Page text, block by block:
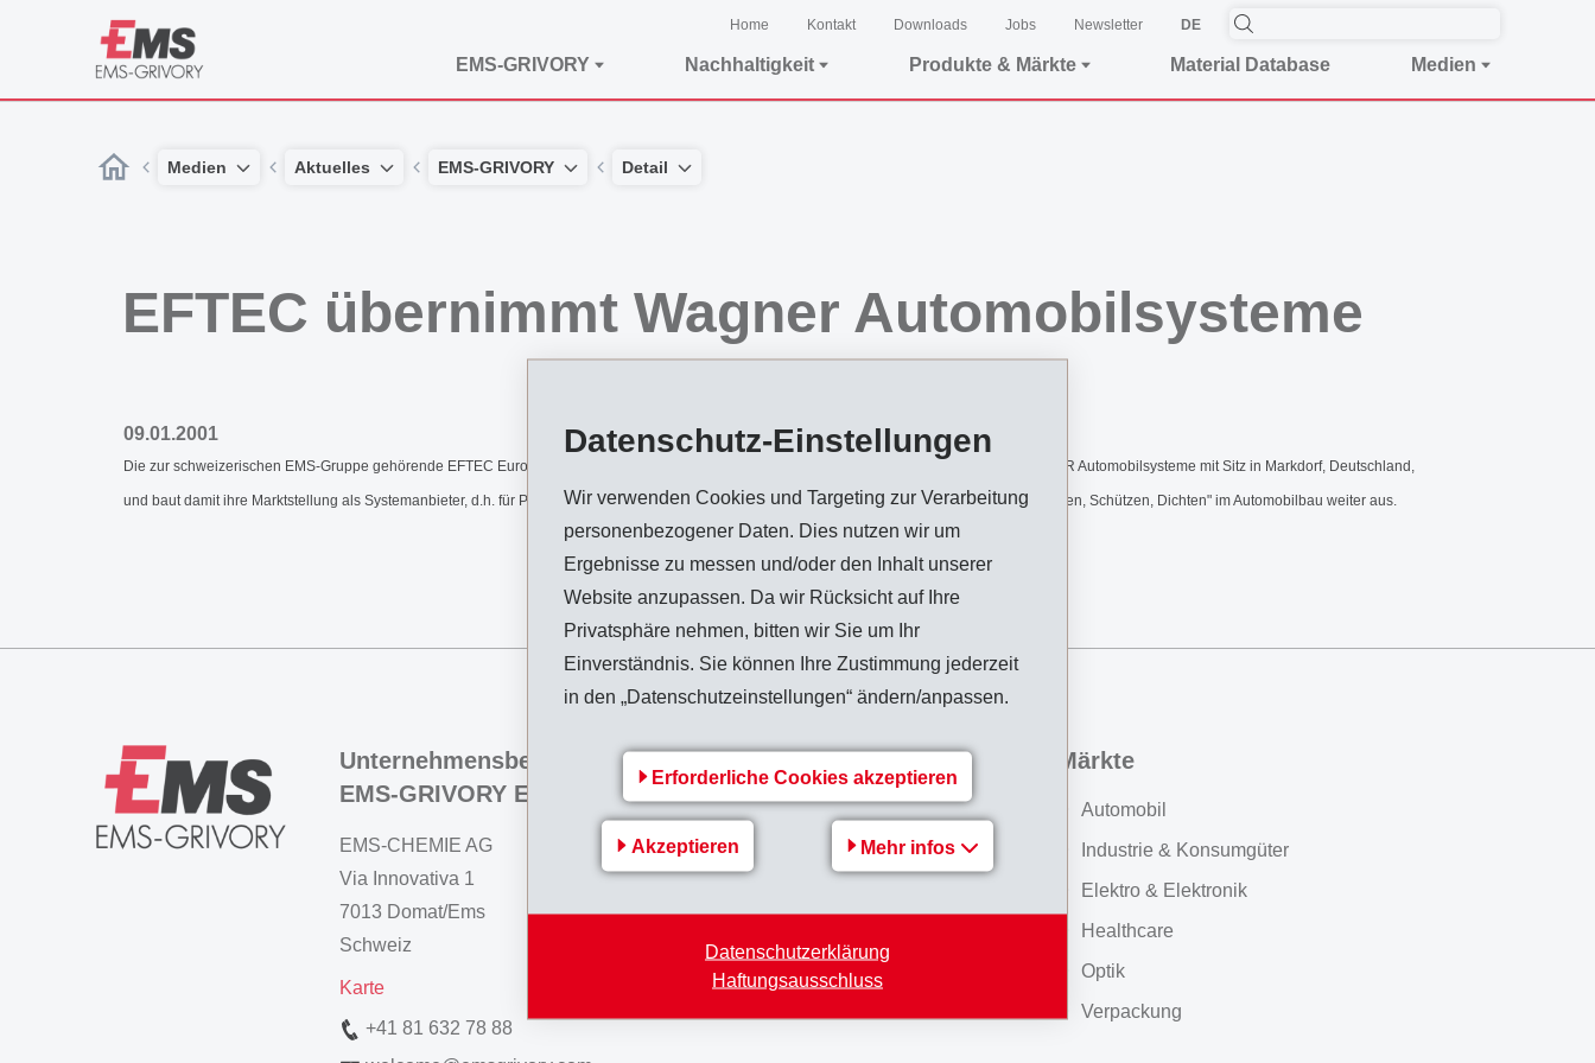
Datenschutz-Einstellungen
Wir verwenden Cookies und Targeting zur Verarbeitung
personenbezogener Daten. Dies nutzen wir um
Ergebnisse zu messen und/oder den Inhalt unserer
Website anzupassen. Da wir Rücksicht auf Ihre
Privatsphäre nehmen, bitten wir Sie um Ihr
Einverständnis. Sie können Ihre Zustimmung jederzeit
in den „Datenschutzeinstellungen“ ändern/anpassen.
Erforderliche Cookies akzeptieren
Akzeptieren Mehr infos
Datenschutzerklärung
Haftungsausschluss
Home Kontakt Downloads Jobs Newsletter DE
EMS-GRIVORY Nachhaltigkeit Produkte & Märkte Material Database Medien
Medien Aktuelles EMS-GRIVORY Detail
EFTEC übernimmt Wagner Automobilsysteme
09.01.2001
Die zur schweizerischen EMS-Gruppe gehörende EFTEC Europe Holding AG, Zug, übernimmt per 01. Februar 2001 sämtliche Anteile der WAGNER Automobilsysteme mit Sitz in Markdorf, Deutschland,
und baut damit ihre Marktstellung als Systemanbieter, d.h. für Produkte und Applikationsanlagen aus einer Hand, für die Anwendungsgebiete "Kleben, Schützen, Dichten" im Automobilbau weiter aus.
Zurück zur Übersicht
Unternehmensbereich
EMS-GRIVORY Europe
EMS-CHEMIE AG
Via Innovativa 1
7013 Domat/Ems
Schweiz
Karte
+41 81 632 78 88
EMS-Gruppe
Jobs & Karriere
Finanzen / Medienmitteilungen
Märkte
Automobil
Industrie & Konsumgüter
Elektro & Elektronik
Healthcare
Optik
Verpackung